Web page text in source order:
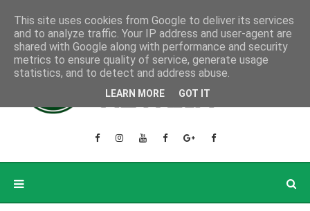
This site uses cookies from Google to deliver its services
and to analyze traffic. Your IP address and user-agent are
shared with Google along with performance and security
metrics to ensure quality of service, generate usage
statistics, and to detect and address abuse.
LEARN MORE GOT IT